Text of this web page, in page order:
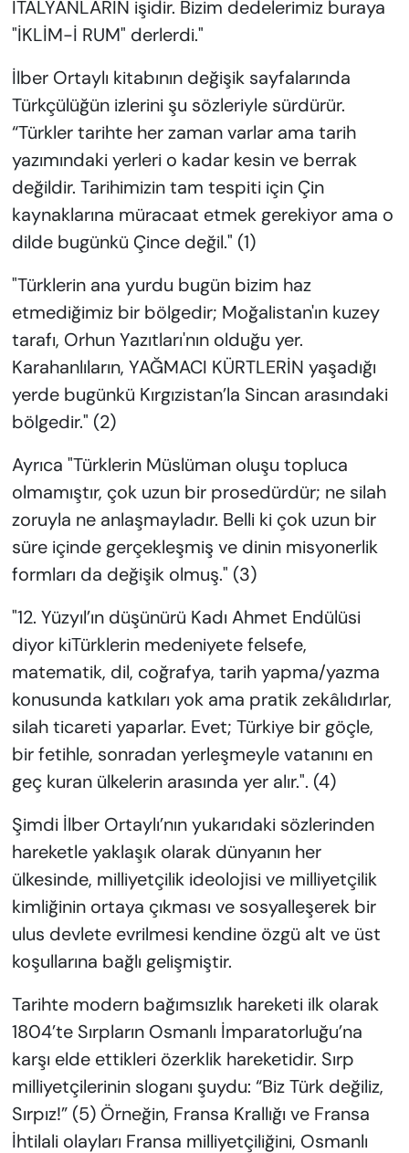
İTALYANLARIN işidir. Bizim dedelerimiz buraya
"İKLİM-İ RUM" derlerdi."
İlber Ortaylı kitabının değişik sayfalarında
Türkçülüğün izlerini şu sözleriyle sürdürür.
“Türkler tarihte her zaman varlar ama tarih
yazımındaki yerleri o kadar kesin ve berrak
değildir. Tarihimizin tam tespiti için Çin
kaynaklarına müracaat etmek gerekiyor ama o
dilde bugünkü Çince değil." (1)
"Türklerin ana yurdu bugün bizim haz
etmediğimiz bir bölgedir; Moğalistan'ın kuzey
tarafı, Orhun Yazıtları'nın olduğu yer.
Karahanlıların, YAĞMACI KÜRTLERİN yaşadığı
yerde bugünkü Kırgızistan’la Sincan arasındaki
bölgedir." (2)
Ayrıca "Türklerin Müslüman oluşu topluca
olmamıştır, çok uzun bir prosedürdür; ne silah
zoruyla ne anlaşmayladır. Belli ki çok uzun bir
süre içinde gerçekleşmiş ve dinin misyonerlik
formları da değişik olmuş." (3)
"12. Yüzyıl’ın düşünürü Kadı Ahmet Endülüsi
diyor kiTürklerin medeniyete felsefe,
matematik, dil, coğrafya, tarih yapma/yazma
konusunda katkıları yok ama pratik zekâlıdırlar,
silah ticareti yaparlar. Evet; Türkiye bir göçle,
bir fetihle, sonradan yerleşmeyle vatanını en
geç kuran ülkelerin arasında yer alır.". (4)
Şimdi İlber Ortaylı’nın yukarıdaki sözlerinden
hareketle yaklaşık olarak dünyanın her
ülkesinde, milliyetçilik ideolojisi ve milliyetçilik
kimliğinin ortaya çıkması ve sosyalleşerek bir
ulus devlete evrilmesi kendine özgü alt ve üst
koşullarına bağlı gelişmiştir.
Tarihte modern bağımsızlık hareketi ilk olarak
1804’te Sırpların Osmanlı İmparatorluğu’na
karşı elde ettikleri özerklik hareketidir. Sırp
milliyetçilerinin sloganı şuydu: “Biz Türk değiliz,
Sırpız!” (5) Örneğin, Fransa Krallığı ve Fransa
İhtilali olayları Fransa milliyetçiliğini, Osmanlı